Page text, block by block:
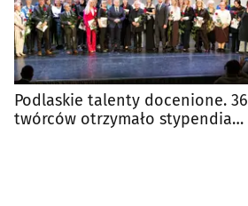
Podlaskie talenty docenione. 36
twórców otrzymało stypendia